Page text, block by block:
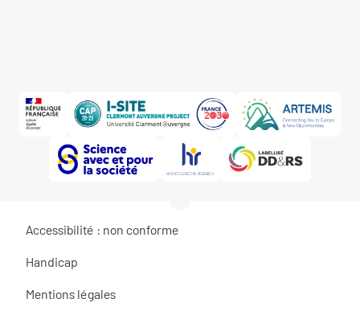
Accessibilité : non conforme
Handicap
Mentions légales